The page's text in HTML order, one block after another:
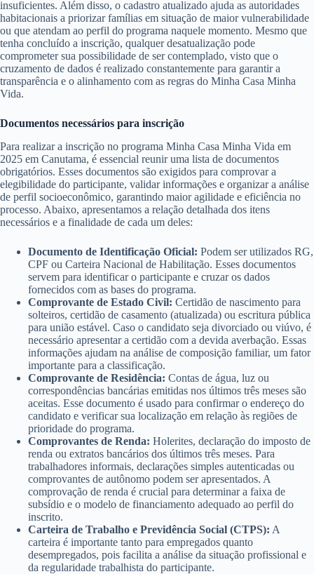
insuficientes. Além disso, o cadastro atualizado ajuda as autoridades
habitacionais a priorizar famílias em situação de maior vulnerabilidade
ou que atendam ao perfil do programa naquele momento. Mesmo que
tenha concluído a inscrição, qualquer desatualização pode
comprometer sua possibilidade de ser contemplado, visto que o
cruzamento de dados é realizado constantemente para garantir a
transparência e o alinhamento com as regras do Minha Casa Minha
Vida.
Documentos necessários para inscrição
Para realizar a inscrição no programa Minha Casa Minha Vida em
2025 em Canutama, é essencial reunir uma lista de documentos
obrigatórios. Esses documentos são exigidos para comprovar a
elegibilidade do participante, validar informações e organizar a análise
de perfil socioeconômico, garantindo maior agilidade e eficiência no
processo. Abaixo, apresentamos a relação detalhada dos itens
necessários e a finalidade de cada um deles:
Documento de Identificação Oficial: Podem ser utilizados RG,
CPF ou Carteira Nacional de Habilitação. Esses documentos
servem para identificar o participante e cruzar os dados
fornecidos com as bases do programa.
Comprovante de Estado Civil: Certidão de nascimento para
solteiros, certidão de casamento (atualizada) ou escritura pública
para união estável. Caso o candidato seja divorciado ou viúvo, é
necessário apresentar a certidão com a devida averbação. Essas
informações ajudam na análise de composição familiar, um fator
importante para a classificação.
Comprovante de Residência: Contas de água, luz ou
correspondências bancárias emitidas nos últimos três meses são
aceitas. Esse documento é usado para confirmar o endereço do
candidato e verificar sua localização em relação às regiões de
prioridade do programa.
Comprovantes de Renda: Holerites, declaração do imposto de
renda ou extratos bancários dos últimos três meses. Para
trabalhadores informais, declarações simples autenticadas ou
comprovantes de autônomo podem ser apresentados. A
comprovação de renda é crucial para determinar a faixa de
subsídio e o modelo de financiamento adequado ao perfil do
inscrito.
Carteira de Trabalho e Previdência Social (CTPS): A
carteira é importante tanto para empregados quanto
desempregados, pois facilita a análise da situação profissional e
da regularidade trabalhista do participante.